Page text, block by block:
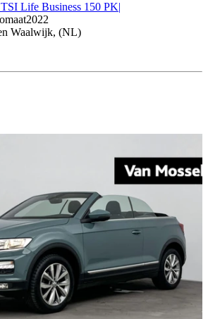
Life Business 150 PK|
2022
Waalwijk, (NL)